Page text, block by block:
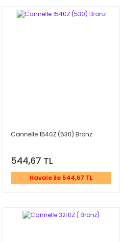
Cannelle 1540Z (530) Bronz
544,67 TL
Havale ile 544,67 TL